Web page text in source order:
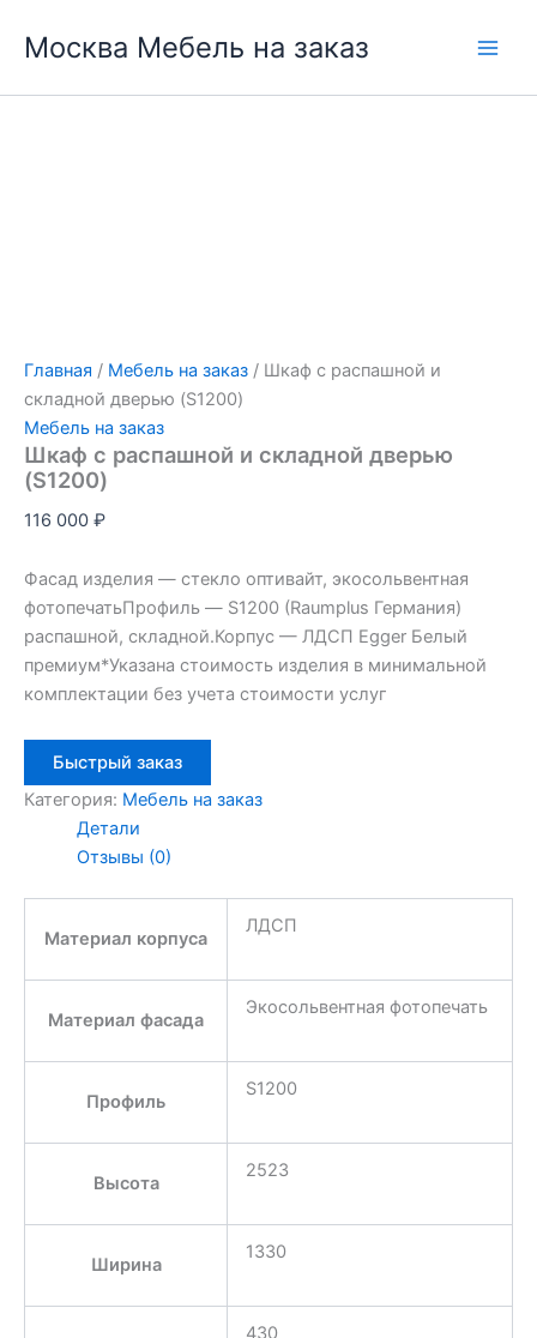
Москва Мебель на заказ
Главная / Мебель на заказ / Шкаф с распашной и
складной дверью (S1200)
Мебель на заказ
Шкаф с распашной и складной дверью
(S1200)
116 000 ₽
Фасад изделия — стекло оптивайт, экосольвентная
фотопечатьПрофиль — S1200 (Raumplus Германия)
распашной, складной.Корпус — ЛДСП Egger Белый
премиум*Указана стоимость изделия в минимальной
комплектации без учета стоимости услуг
Быстрый заказ
Категория: Мебель на заказ
Детали
Отзывы (0)
Материал корпуса
ЛДСП
Материал фасада
Экосольвентная фотопечать
Профиль
S1200
Высота
2523
Ширина
1330
430